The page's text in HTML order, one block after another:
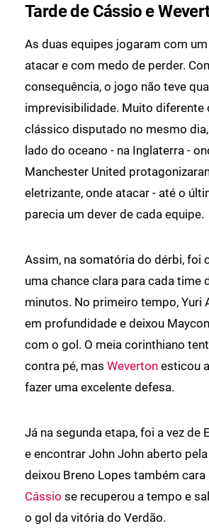
Tarde de Cássio e
As duas equipes jogaram com
atacar e com medo de perder.
consequência, o jogo não teve
imprevisibilidade. Muito diferente
clássico disputado no mesmo
lado do oceano - na Inglaterra -
Manchester United
eletrizante, onde atacar - até o
parecia um dever de cada equipe.
Assim, na somatória do dérbi, foi
uma chance clara para cada time
minutos. No primeiro tempo, Yuri
em profundidade e deixou
com o gol. O meia corinthiano
contra pé, mas Weverton esticou
fazer uma excelente defesa.
Já na segunda etapa, foi a vez de
e encontrar John John aberto
deixou Breno Lopes também cara
Cássio se recuperou a tempo e
o gol da vitória do Verdão.